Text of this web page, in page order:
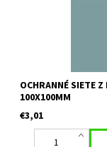
OCHRANNÉ SIETE
100X100MM
€3,01